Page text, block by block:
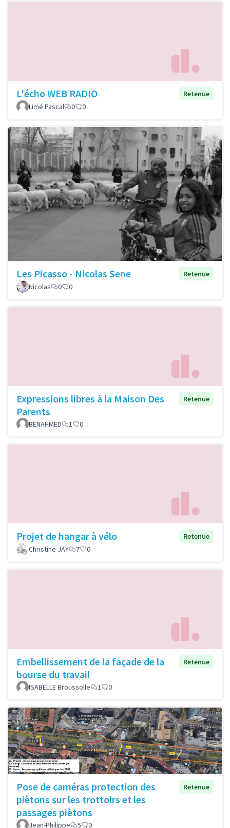
L'écho WEB RADIO
Retenue
Limé Pascal
0 0
Les Picasso - Nicolas Sene
Retenue
Nicolas
0 0
Expressions libres à la Maison Des
Parents
Retenue
BENAHMED 1 0
Projet de hangar à vélo
Retenue
Christine JAY
7 0
Embellissement de la façade de la
bourse du travail
Retenue
ISABELLE Broussolle 1 0
Pose de caméras protection des
piètons sur les trottoirs et les
passages piètons
Retenue
Jean-Philippe 5 0